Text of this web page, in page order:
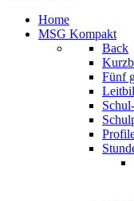
Home
MSG Kompakt
Back
Fünf